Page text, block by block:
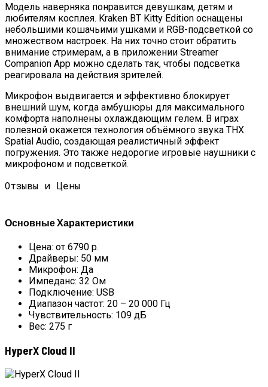
Модель наверняка понравится девушкам, детям и
любителям косплея. Kraken BT Kitty Edition оснащены
небольшими кошачьими ушками и RGB-подсветкой со
множеством настроек. На них точно стоит обратить
внимание стримерам, а в приложении Streamer
Companion App можно сделать так, чтобы подсветка
реагировала на действия зрителей.
Микрофон выдвигается и эффективно блокирует
внешний шум, когда амбушюры для максимального
комфорта наполнены охлаждающим гелем. В играх
полезной окажется технология объёмного звука THX
Spatial Audio, создающая реалистичный эффект
погружения. Это также недорогие игровые наушники с
микрофоном и подсветкой.
Отзывы и Цены
Основные Характеристики
Цена: от 6790 р.
Драйверы: 50 мм
Микрофон: Да
Импеданс: 32 Ом
Подключение: USB
Диапазон частот: 20 – 20 000 Гц
Чувствительность: 109 дБ
Вес: 275 г
HyperX Cloud II